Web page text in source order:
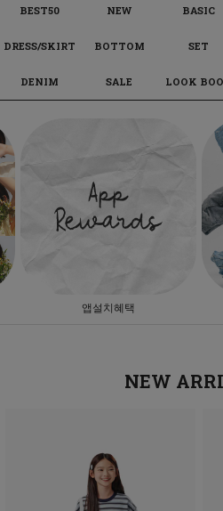
BEST50 NEW BASIC
DRESS/SKIRT BOTTOM SET
DENIM SALE LOOK
앱설치혜택
NEW